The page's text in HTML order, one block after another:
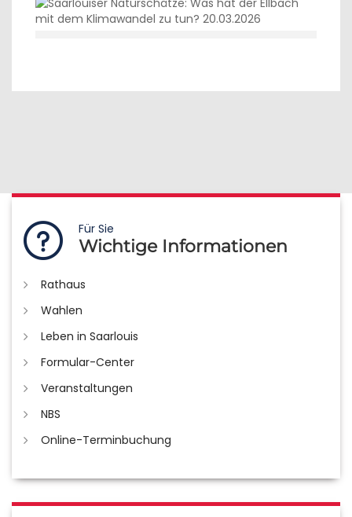
Für Sie
Wichtige Informationen
Rathaus
Wahlen
Leben in Saarlouis
Formular-Center
Veranstaltungen
NBS
Online-Terminbuchung